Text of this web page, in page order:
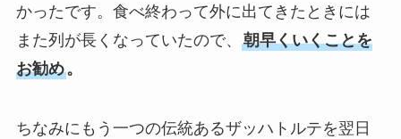
かったです。食べ終わって外に出てきたときには
また列が長くなっていたので、 朝早くいくことを
お勧め。
ちなみにもう一つの伝統あるザッハトルテを翌日